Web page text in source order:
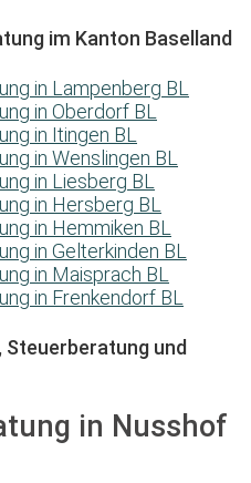
im Kanton Baselland
in Lampenberg BL
in Oberdorf BL
in Itingen BL
in Wenslingen BL
in Liesberg BL
in Hersberg BL
in Hemmiken BL
in Gelterkinden BL
in Maisprach BL
in Frenkendorf BL
und
in Nusshof